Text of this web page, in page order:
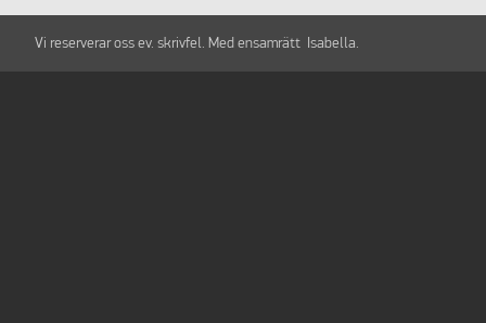
Vi reserverar oss ev. skrivfel. Med ensamrätt Isabella.